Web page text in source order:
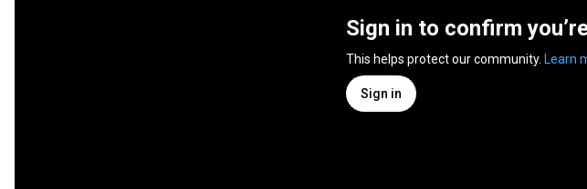
Sign in to confirm
This helps protect our community. Learn
Sign in